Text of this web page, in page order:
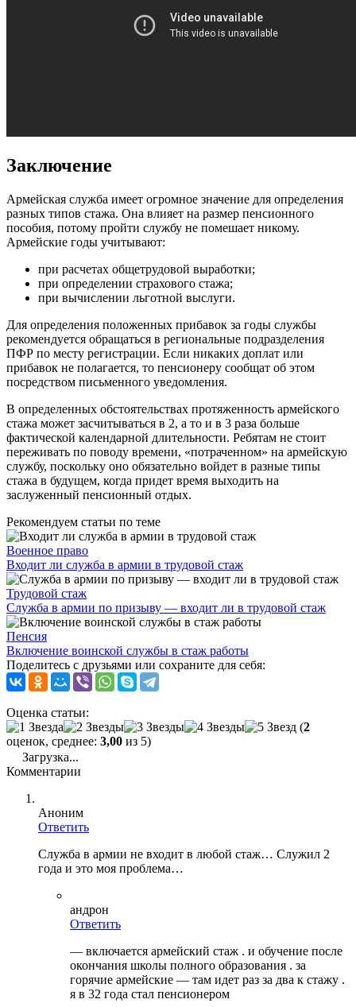
Заключение
Армейская служба имеет огромное значение для определения
разных типов стажа. Она влияет на размер пенсионного
пособия, потому пройти службу не помешает никому.
Армейские годы учитывают:
при расчетах общетрудовой выработки;
при определении страхового стажа;
при вычислении льготной выслуги.
Для определения положенных прибавок за годы службы
рекомендуется обращаться в региональные подразделения
ПФР по месту регистрации. Если никаких доплат или
прибавок не полагается, то пенсионеру сообщат об этом
посредством письменного уведомления.
В определенных обстоятельствах протяженность армейского
стажа может засчитываться в 2, а то и в 3 раза больше
фактической календарной длительности. Ребятам не стоит
переживать по поводу времени, «потраченном» на армейскую
службу, поскольку оно обязательно войдет в разные типы
стажа в будущем, когда придет время выходить на
заслуженный пенсионный отдых.
Рекомендуем статьи по теме
Военное право
Входит ли служба в армии в трудовой стаж
Трудовой стаж
Служба в армии по призыву — входит ли в трудовой стаж
Пенсия
Включение воинской службы в стаж работы
Поделитесь с друзьями или сохраните для себя:
Оценка статьи:
(2
оценок, среднее: 3,00 из 5)
Загрузка...
Комментарии
Аноним
Ответить
Служба в армии не входит в любой стаж… Служил 2
года и это моя проблема…
андрон
Ответить
— включается армейский стаж . и обучение после
окончания школы полного образования . за
горячие армейские — там идет раз за два к стажу .
я в 32 года стал пенсионером